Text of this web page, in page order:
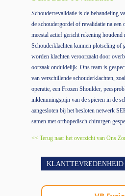
Schouderrevalidatie is de behandeling
de schoudergordel of revalidatie na een
meestal actief gericht rekening houdend
Schouderklachten kunnen plotseling of
worden klachten veroorzaakt door
oorzaak onduidelijk. Ons team is
van verschillende schouderklachten,
operatie, een Frozen Shoulder,
inklemmingspijn van de spieren in de
aangesloten bij het besloten netwerk
samen met orthopedisch chirurgen
<< Terug naar het overzicht van Ons
KLANTTEVREDENHEID